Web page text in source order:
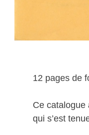
12 pages de
Ce catalogue
qui s’est